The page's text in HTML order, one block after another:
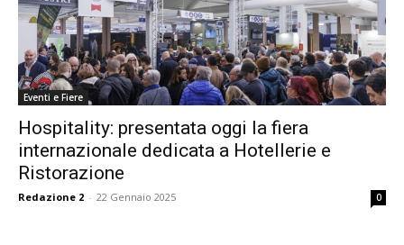
Eventi e Fiere
Hospitality: presentata oggi la fiera
internazionale dedicata a Hotellerie e
Ristorazione
Redazione 2 - 22 Gennaio 2025 0